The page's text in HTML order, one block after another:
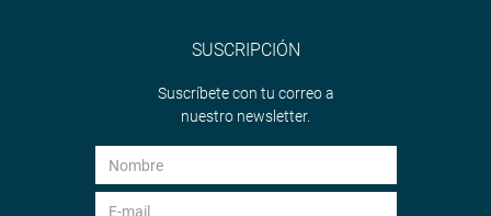
SUSCRIPCIÓN
Suscríbete con tu correo a
nuestro newsletter.